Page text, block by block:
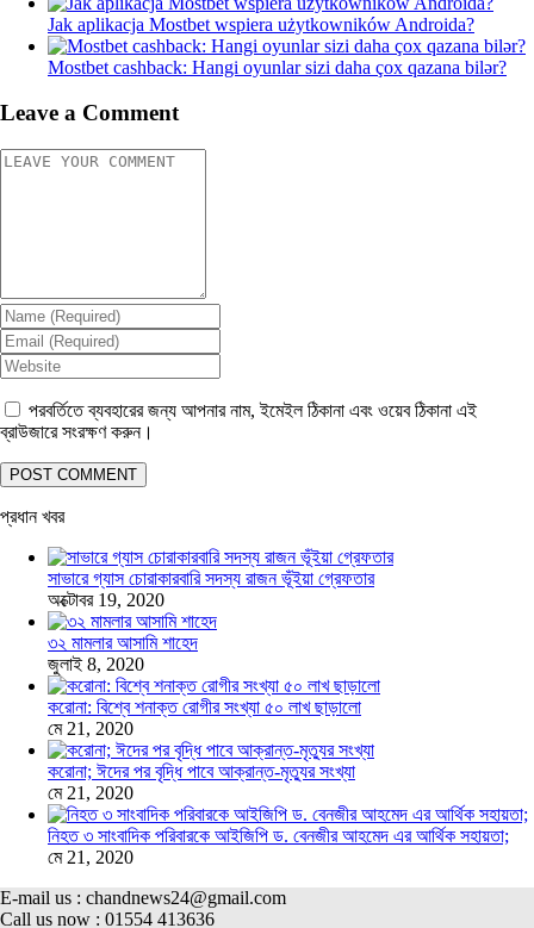
Jak aplikacja Mostbet wspiera użytkowników Androida?
Mostbet cashback: Hangi oyunlar sizi daha çox qazana bilər?
Leave a Comment
পরবর্তিতে ব্যবহারের জন্য আপনার নাম, ইমেইল ঠিকানা এবং ওয়েব ঠিকানা এই
ব্রাউজারে সংরক্ষণ করুন।
প্রধান খবর
সাভারে গ্যাস চোরাকারবারি সদস্য রাজন ভূঁইয়া গ্রেফতার
অক্টোবর 19, 2020
৩২ মামলার আসামি শাহেদ
জুলাই 8, 2020
করোনা: বিশ্বে শনাক্ত রোগীর সংখ্যা ৫০ লাখ ছাড়ালো
মে 21, 2020
করোনা; ঈদের পর বৃদ্ধি পাবে আক্রান্ত-মৃত্যুর সংখ্যা
মে 21, 2020
নিহত ৩ সাংবাদিক পরিবারকে আইজিপি ড. বেনজীর আহমেদ এর আর্থিক সহায়তা;
মে 21, 2020
E-mail us : chandnews24@gmail.com
Call us now : 01554 413636